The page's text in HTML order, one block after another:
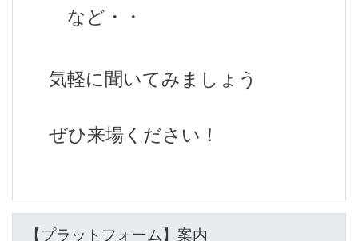
など・・
気軽に聞いてみましょう
ぜひ来場ください！
【プラットフォーム】案内